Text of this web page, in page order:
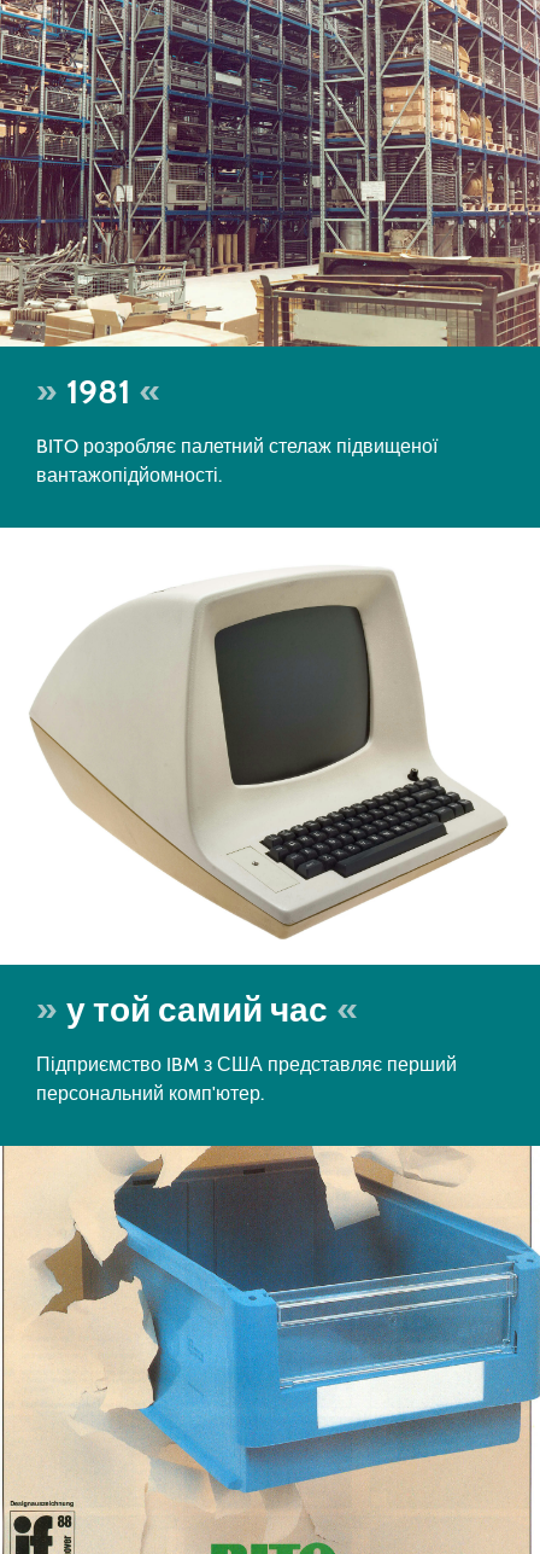
1981
BITO розробляє палетний стелаж підвищеної
вантажопідйомності.
у той самий час
Підприємство IBM з США представляє перший
персональний комп'ютер.